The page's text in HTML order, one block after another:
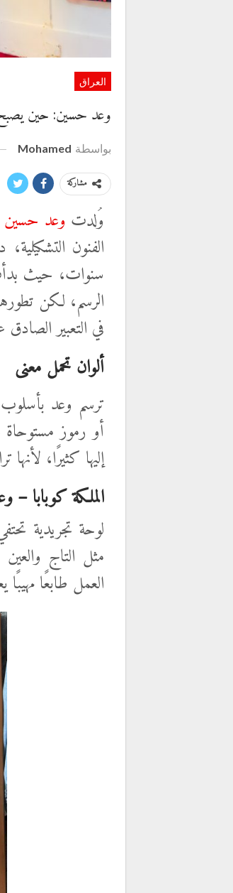
العراق
وعد حسين: حين يصبح
بواسطة Mohamed
مشاركة
وُلدت وعد حسين
سنوات، حيث بدأت
الرسم، لكن
في التعبير
ألوان تحمل معنى
ترسم وعد
أو رموز مستوحاة
إليها كثيرًا،
الملكة كوبابا
لوحة تجريدية
مثل التاج والعين
العمل طابعًا